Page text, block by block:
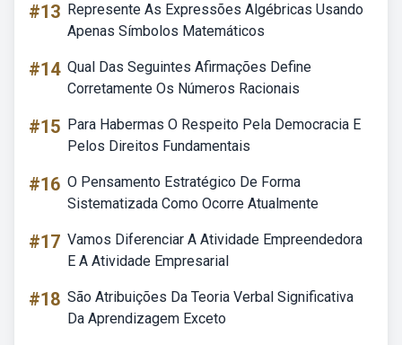
#13 Represente As Expressões Algébricas Usando
Apenas Símbolos Matemáticos
#14 Qual Das Seguintes Afirmações Define
Corretamente Os Números Racionais
#15 Para Habermas O Respeito Pela Democracia E
Pelos Direitos Fundamentais
#16 O Pensamento Estratégico De Forma
Sistematizada Como Ocorre Atualmente
#17 Vamos Diferenciar A Atividade Empreendedora
E A Atividade Empresarial
#18 São Atribuições Da Teoria Verbal Significativa
Da Aprendizagem Exceto